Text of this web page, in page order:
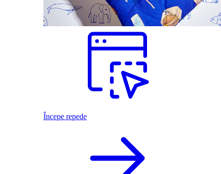
Începe repede